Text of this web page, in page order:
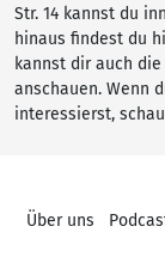
Str. 14 kannst du
hinaus findest du
kannst dir auch
anschauen. Wenn
interessierst,
Über uns